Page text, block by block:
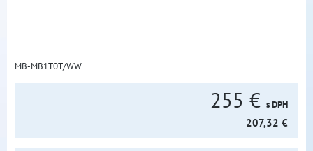
MB-MB1T0T/WW
255 € s DPH
207,32 €